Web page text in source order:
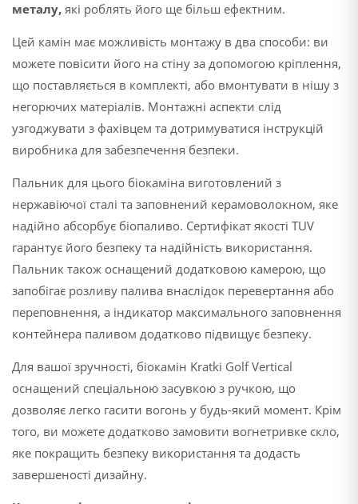
металу, які роблять його ще більш ефектним.
Цей камін має можливість монтажу в два способи: ви
можете повісити його на стіну за допомогою кріплення,
що поставляється в комплекті, або вмонтувати в нішу з
негорючих матеріалів. Монтажні аспекти слід
узгоджувати з фахівцем та дотримуватися інструкцій
виробника для забезпечення безпеки.
Пальник для цього біокаміна виготовлений з
нержавіючої сталі та заповнений керамоволокном, яке
надійно абсорбує біопаливо. Сертифікат якості TUV
гарантує його безпеку та надійність використання.
Пальник також оснащений додатковою камерою, що
запобігає розливу палива внаслідок перевертання або
переповнення, а індикатор максимального заповнення
контейнера паливом додатково підвищує безпеку.
Для вашої зручності, біокамін Kratki Golf Vertical
оснащений спеціальною засувкою з ручкою, що
дозволяє легко гасити вогонь у будь-який момент. Крім
того, ви можете додатково замовити вогнетривке скло,
яке покращить безпеку використання та додасть
завершеності дизайну.